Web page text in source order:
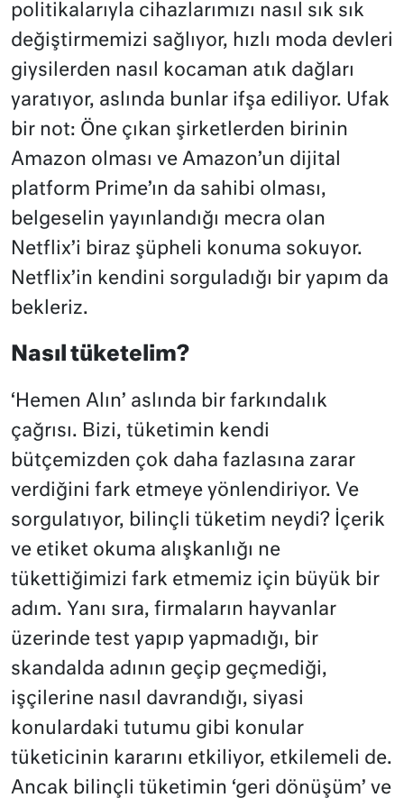
politikalarıyla cihazlarımızı nasıl sık sık
değiştirmemizi sağlıyor, hızlı moda devleri
giysilerden nasıl kocaman atık dağları
yaratıyor, aslında bunlar ifşa ediliyor. Ufak
bir not: Öne çıkan şirketlerden birinin
Amazon olması ve Amazon’un dijital
platform Prime’ın da sahibi olması,
belgeselin yayınlandığı mecra olan
Netflix’i biraz şüpheli konuma sokuyor.
Netflix’in kendini sorguladığı bir yapım da
bekleriz.
Nasıl tüketelim?
‘Hemen Alın’ aslında bir farkındalık
çağrısı. Bizi, tüketimin kendi
bütçemizden çok daha fazlasına zarar
verdiğini fark etmeye yönlendiriyor. Ve
sorgulatıyor, bilinçli tüketim neydi? İçerik
ve etiket okuma alışkanlığı ne
tükettiğimizi fark etmemiz için büyük bir
adım. Yanı sıra, firmaların hayvanlar
üzerinde test yapıp yapmadığı, bir
skandalda adının geçip geçmediği,
işçilerine nasıl davrandığı, siyasi
konulardaki tutumu gibi konular
tüketicinin kararını etkiliyor, etkilemeli de.
Ancak bilinçli tüketimin ‘geri dönüşüm’ ve